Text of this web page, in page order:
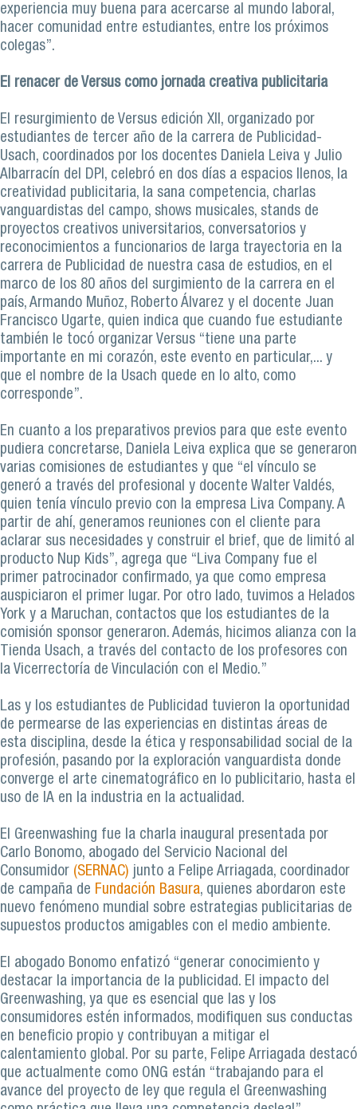
experiencia muy buena para acercarse al mundo laboral,
hacer comunidad entre estudiantes, entre los próximos
colegas”.
El renacer de Versus como jornada creativa publicitaria
El resurgimiento de Versus edición XII, organizado por
estudiantes de tercer año de la carrera de Publicidad-
Usach, coordinados por los docentes Daniela Leiva y Julio
Albarracín del DPI, celebró en dos días a espacios llenos, la
creatividad publicitaria, la sana competencia, charlas
vanguardistas del campo, shows musicales, stands de
proyectos creativos universitarios, conversatorios y
reconocimientos a funcionarios de larga trayectoria en la
carrera de Publicidad de nuestra casa de estudios, en el
marco de los 80 años del surgimiento de la carrera en el
país, Armando Muñoz, Roberto Álvarez y el docente Juan
Francisco Ugarte, quien indica que cuando fue estudiante
también le tocó organizar Versus “tiene una parte
importante en mi corazón, este evento en particular,... y
que el nombre de la Usach quede en lo alto, como
corresponde”.
En cuanto a los preparativos previos para que este evento
pudiera concretarse, Daniela Leiva explica que se generaron
varias comisiones de estudiantes y que “el vínculo se
generó a través del profesional y docente Walter Valdés,
quien tenía vínculo previo con la empresa Liva Company. A
partir de ahí, generamos reuniones con el cliente para
aclarar sus necesidades y construir el brief, que de limitó al
producto Nup Kids”, agrega que “Liva Company fue el
primer patrocinador confirmado, ya que como empresa
auspiciaron el primer lugar. Por otro lado, tuvimos a Helados
York y a Maruchan, contactos que los estudiantes de la
comisión sponsor generaron. Además, hicimos alianza con la
Tienda Usach, a través del contacto de los profesores con
la Vicerrectoría de Vinculación con el Medio.”
Las y los estudiantes de Publicidad tuvieron la oportunidad
de permearse de las experiencias en distintas áreas de
esta disciplina, desde la ética y responsabilidad social de la
profesión, pasando por la exploración vanguardista donde
converge el arte cinematográfico en lo publicitario, hasta el
uso de IA en la industria en la actualidad.
El Greenwashing fue la charla inaugural presentada por
Carlo Bonomo, abogado del Servicio Nacional del
Consumidor (SERNAC) junto a Felipe Arriagada, coordinador
de campaña de Fundación Basura, quienes abordaron este
nuevo fenómeno mundial sobre estrategias publicitarias de
supuestos productos amigables con el medio ambiente.
El abogado Bonomo enfatizó “generar conocimiento y
destacar la importancia de la publicidad. El impacto del
Greenwashing, ya que es esencial que las y los
consumidores estén informados, modifiquen sus conductas
en beneficio propio y contribuyan a mitigar el
calentamiento global. Por su parte, Felipe Arriagada destacó
que actualmente como ONG están “trabajando para el
avance del proyecto de ley que regula el Greenwashing